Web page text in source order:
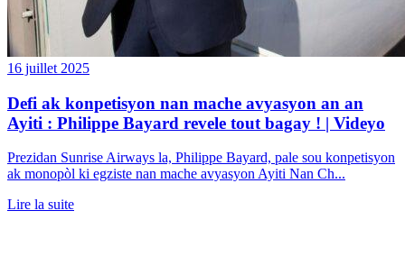
16 juillet 2025
Defi ak konpetisyon nan mache avyasyon an an
Ayiti : Philippe Bayard revele tout bagay ! | Videyo
Prezidan Sunrise Airways la, Philippe Bayard, pale sou konpetisyon
ak monopòl ki egziste nan mache avyasyon Ayiti Nan Ch...
Lire la suite